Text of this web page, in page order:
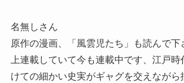
名無しさん
原作の漫画、「風雲児たち」も読んで下
上連載していて今も連載中です、江戸
けての細かい史実がギャグを交えながら